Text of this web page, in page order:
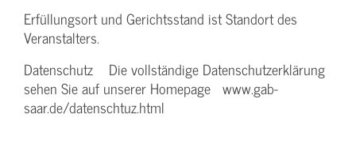
Erfüllungsort und Gerichtsstand ist Standort des
Veranstalters.
Datenschutz Die vollständige Datenschutzerklärung
sehen Sie auf unserer Homepage www.gab-
saar.de/datenschtuz.html